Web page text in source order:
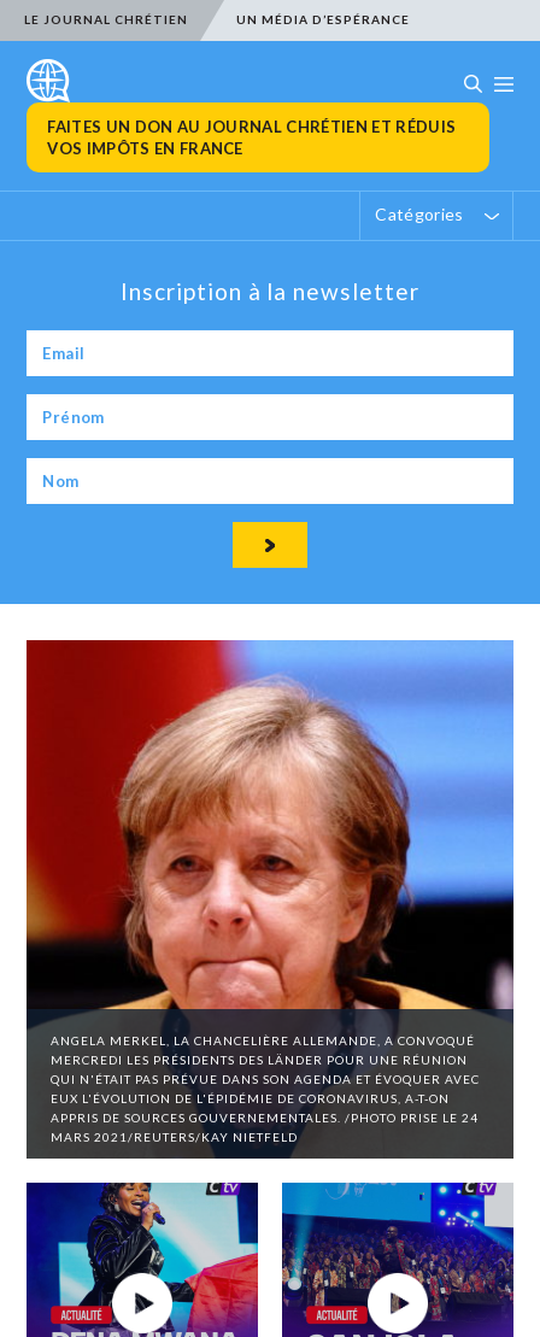
LE JOURNAL CHRÉTIEN UN MÉDIA D’ESPÉRANCE
FAITES UN DON AU JOURNAL CHRÉTIEN ET RÉDUIS
VOS IMPÔTS EN FRANCE
Catégories
Inscription à la newsletter
ANGELA MERKEL, LA CHANCELIÈRE ALLEMANDE, A CONVOQUÉ
MERCREDI LES PRÉSIDENTS DES LÄNDER POUR UNE RÉUNION
QUI N'ÉTAIT PAS PRÉVUE DANS SON AGENDA ET ÉVOQUER AVEC
EUX L'ÉVOLUTION DE L'ÉPIDÉMIE DE CORONAVIRUS, A-T-ON
APPRIS DE SOURCES GOUVERNEMENTALES. /PHOTO PRISE LE 24
MARS 2021/REUTERS/KAY NIETFELD